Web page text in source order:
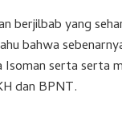
berjilbab yang
bahwa
serta serta
dan BPNT.